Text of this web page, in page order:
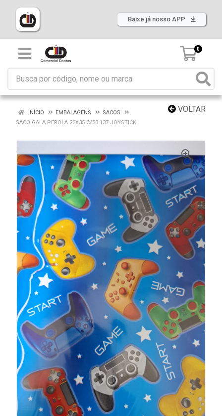
Baixe já nosso APP
0
VOLTAR
INÍCIO EMBALAGENS
SACOS
SACO GALA PEROLA 25X35 C/50 137 JOYSTICK